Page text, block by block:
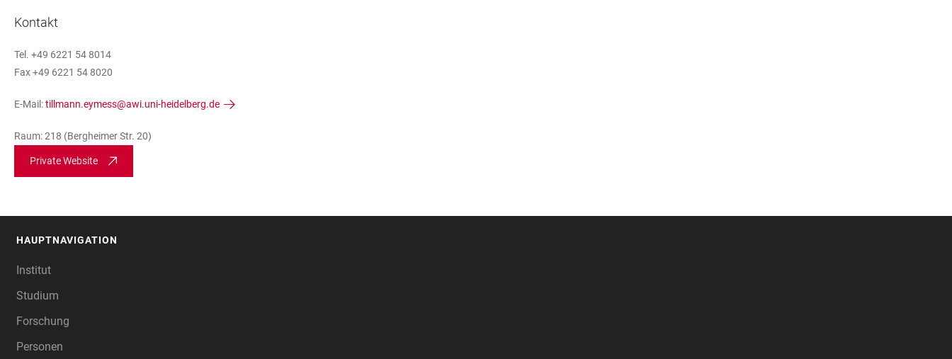
Kontakt
Tel. +49 6221 54 8014
Fax +49 6221 54 8020
E-Mail:tillmann.eymess@awi.uni-heidelberg.de
Raum: 218 (Bergheimer Str. 20)
Private Website
HAUPTNAVIGATION
Institut
Studium
Forschung
Personen